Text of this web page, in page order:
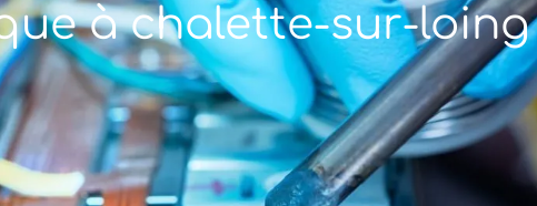
à chalette-sur-loing